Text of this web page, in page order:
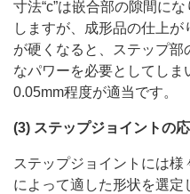
寸法“c”は嵌合部の隙間に
しますが、成形品の仕上
が硬くなると、ステップ
なパワーを必要としてし
0.05mm程度が適当です。
(3) ステップジョイントの
ステップジョイントには
によって適した形状を選定